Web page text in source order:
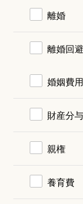
離婚
離婚回避
婚姻費用
財産分与
親権
養育費